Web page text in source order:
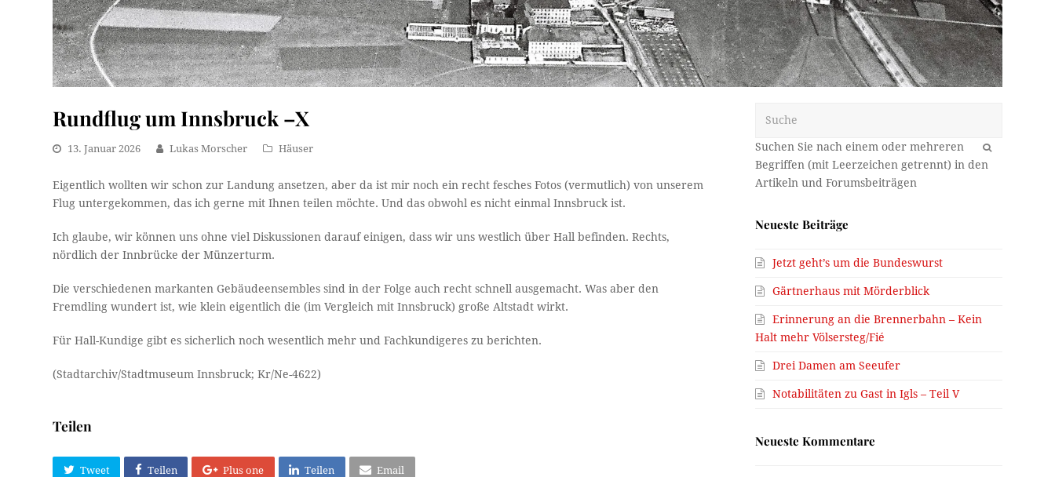
Rundflug um Innsbruck –X
13. Januar 2026 Lukas Morscher Häuser
Eigentlich wollten wir schon zur Landung ansetzen, aber da ist mir noch ein recht fesches Fotos (vermutlich) von unserem
Flug untergekommen, das ich gerne mit Ihnen teilen möchte. Und das obwohl es nicht einmal Innsbruck ist.
Ich glaube, wir können uns ohne viel Diskussionen darauf einigen, dass wir uns westlich über Hall befinden. Rechts,
nördlich der Innbrücke der Münzerturm.
Die verschiedenen markanten Gebäudeensembles sind in der Folge auch recht schnell ausgemacht. Was aber den
Fremdling wundert ist, wie klein eigentlich die (im Vergleich mit Innsbruck) große Altstadt wirkt.
Für Hall-Kundige gibt es sicherlich noch wesentlich mehr und Fachkundigeres zu berichten.
(Stadtarchiv/Stadtmuseum Innsbruck; Kr/Ne-4622)
Teilen
Tweet Teilen Plus one Teilen Email
OK
Neueste Beiträge
Jetzt geht’s um die Bundeswurst
Gärtnerhaus mit Mörderblick
Erinnerung an die Brennerbahn – Kein
Halt mehr Völsersteg/Fié
Drei Damen am Seeufer
Notabilitäten zu Gast in Igls – Teil V
Neueste Kommentare